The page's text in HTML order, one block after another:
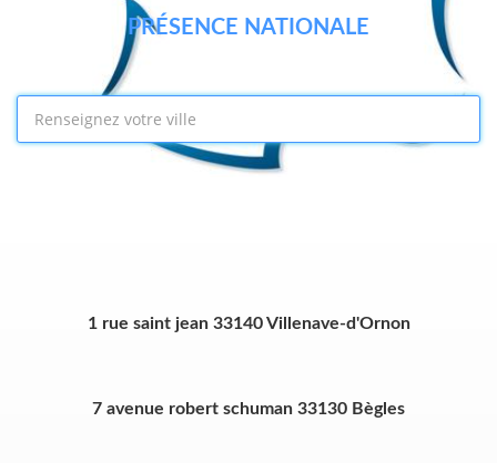
PRÉSENCE NATIONALE
1 rue saint jean 33140 Villenave-d'Ornon
7 avenue robert schuman 33130 Bègles